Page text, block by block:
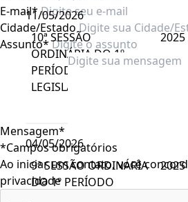
E-mail*
Cidade/Estado
Assunto*
Mensagem*
*Campos obrigatórios
Ao iniciar um contato, você
privacidade
11/05/2026
10ª SESSÃO
ORDINÁRIA DO 1º
PERÍODO
LEGISLATIVO 2026
2025
04/05/2026
9ª SESSÃO ORDINÁRIA
DO 1º PERÍODO
2025